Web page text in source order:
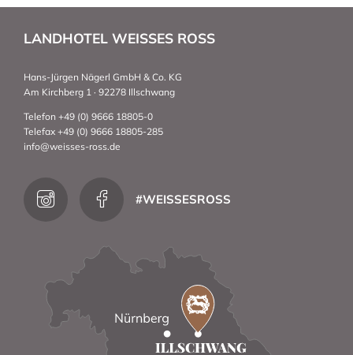
LANDHOTEL WEISSES ROSS
Hans-Jürgen Nägerl GmbH & Co. KG
Am Kirchberg 1 · 92278 Illschwang
Telefon +49 (0) 9666 18805-0
Telefax +49 (0) 9666 18805-285
info@weisses-ross.de
#WEISSESROSS